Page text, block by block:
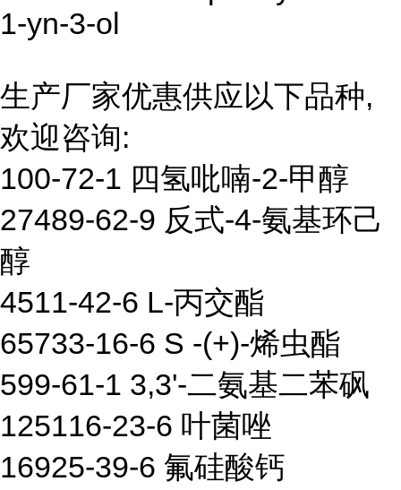
1-yn-3-ol
生产厂家优惠供应以下品种,
欢迎咨询:
100-72-1 四氢吡喃-2-甲醇
27489-62-9 反式-4-氨基环己
醇
4511-42-6 L-丙交酯
65733-16-6 S -(+)-烯虫酯
599-61-1 3,3'-二氨基二苯砜
125116-23-6 叶菌唑
16925-39-6 氟硅酸钙